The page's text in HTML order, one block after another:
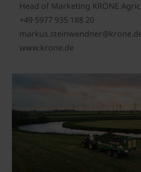
Head of Marketing KRONE
+49 5977 935 188 20
www.krone.de